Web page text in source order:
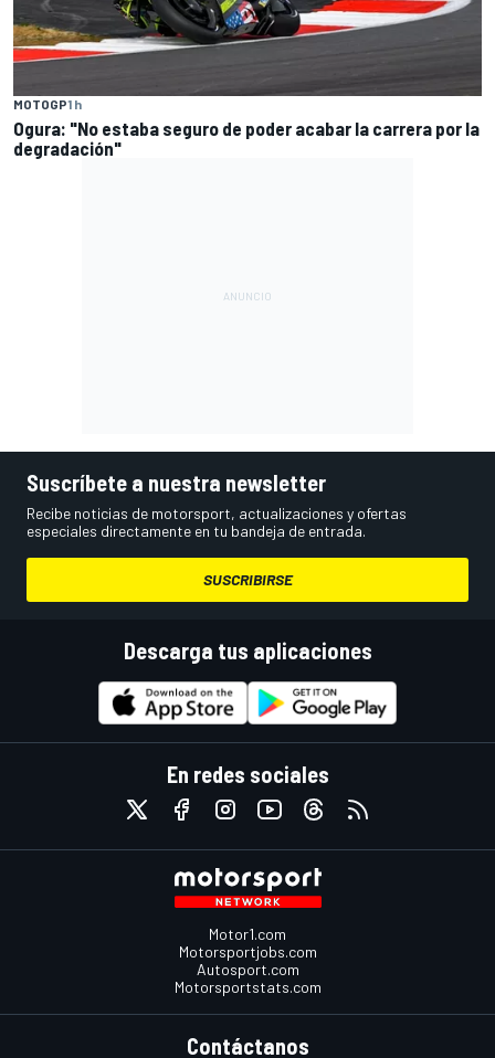
MOTOGP1 h
Ogura: "No estaba seguro de poder acabar la carrera por la
degradación"
Suscríbete a nuestra newsletter
Recibe noticias de motorsport, actualizaciones y ofertas
especiales directamente en tu bandeja de entrada.
SUSCRIBIRSE
Descarga tus aplicaciones
En redes sociales
Motor1.com
Motorsportjobs.com
Autosport.com
Motorsportstats.com
Contáctanos